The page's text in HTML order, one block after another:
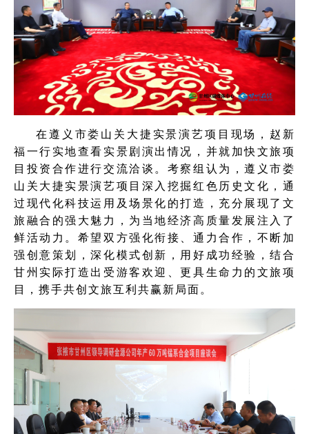
在遵义市娄山关大捷实景演艺项目现场，赵新
福一行实地查看实景剧演出情况，并就加快文旅项
目投资合作进行交流洽谈。考察组认为，遵义市娄
山关大捷实景演艺项目深入挖掘红色历史文化，通
过现代化科技运用及场景化的打造，充分展现了文
旅融合的强大魅力，为当地经济高质量发展注入了
鲜活动力。希望双方强化衔接、通力合作，不断加
强创意策划，深化模式创新，用好成功经验，结合
甘州实际打造出受游客欢迎、更具生命力的文旅项
目，携手共创文旅互利共赢新局面。